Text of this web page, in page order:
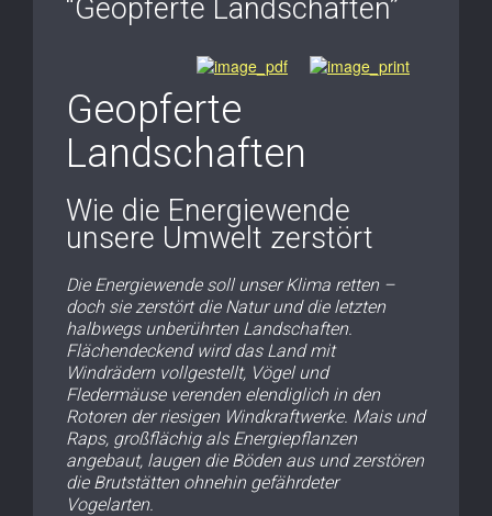
“Geopferte Landschaften”
Geopferte
Landschaften
Wie die Energiewende
unsere Umwelt zerstört
Die Energiewende soll unser Klima retten –
doch sie zerstört die Natur und die letzten
halbwegs unberührten Landschaften.
Flächendeckend wird das Land mit
Windrädern vollgestellt, Vögel und
Fledermäuse verenden elendiglich in den
Rotoren der riesigen Windkraftwerke. Mais und
Raps, großflächig als Energiepflanzen
angebaut, laugen die Böden aus und zerstören
die Brutstätten ohnehin gefährdeter
Vogelarten.